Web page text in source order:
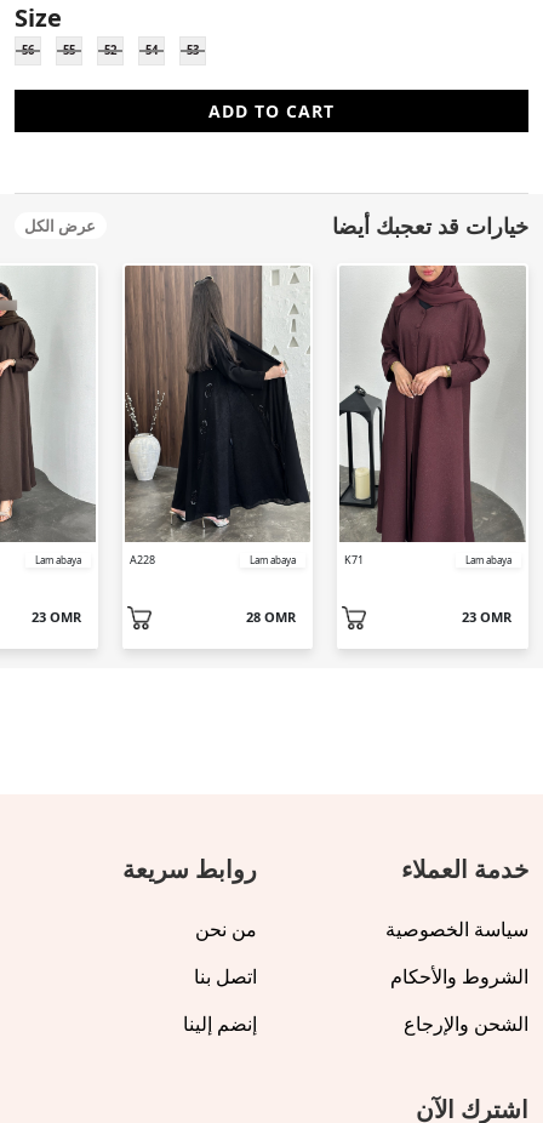
Size
53
54
52
55
56
ADD TO CART
خيارات قد تعجبك أيضا عرض الكل
Lam abaya
K71
23 OMR
Lam abaya
A228
28 OMR
Lam abaya
23 OMR
خدمة العملاء
سياسة الخصوصية
الشروط والأحكام
الشحن والإرجاع
روابط سريعة
من نحن
اتصل بنا
إنضم إلينا
اشترك الآن